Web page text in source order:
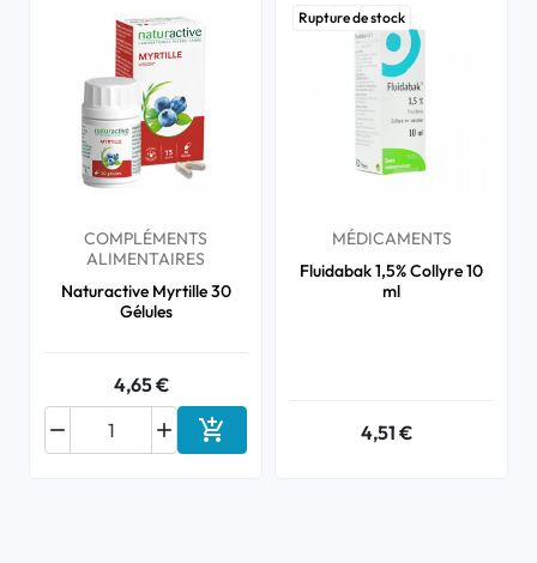
COMPLÉMENTS
ALIMENTAIRES
Naturactive Myrtille 30
Gélules
4,65 €

 Ajouter au panier
Rupture de stock
MÉDICAMENTS
Fluidabak 1,5% Collyre 10
ml
4,51 €